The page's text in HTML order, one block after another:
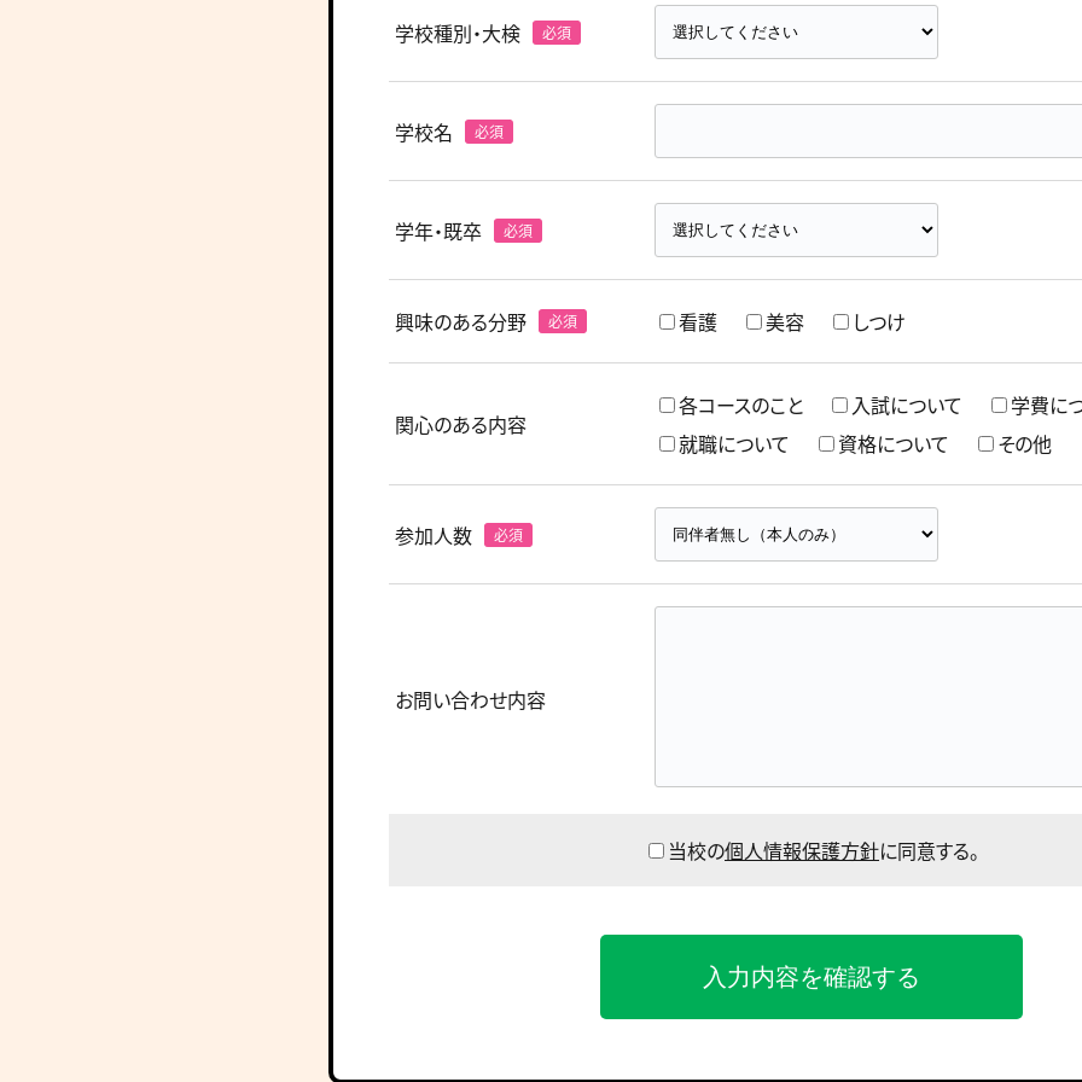
学校種別・大検
学校名
学年・既卒
興味のある分野 看護 美容 しつけ
関心のある内容
各コースのこと 入試について
学費に
就職について
資格について その他
参加人数
お問い合わせ内容
当校の個人情報保護方針に同意する。